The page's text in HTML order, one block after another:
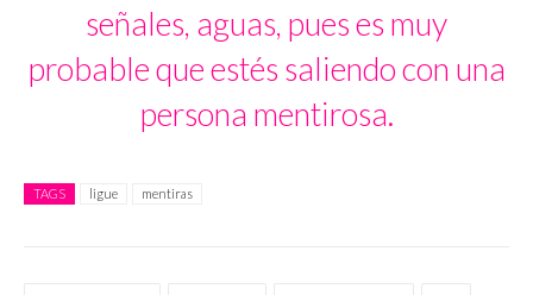
señales, aguas, pues es muy
probable que estés saliendo con una
persona mentirosa.
TAGS ligue mentiras